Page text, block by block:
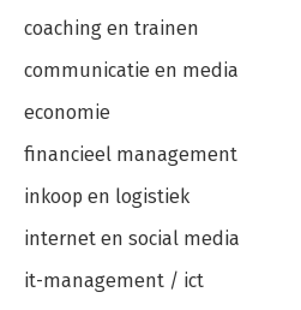
coaching en trainen
communicatie en media
economie
financieel management
inkoop en logistiek
internet en social media
it-management / ict